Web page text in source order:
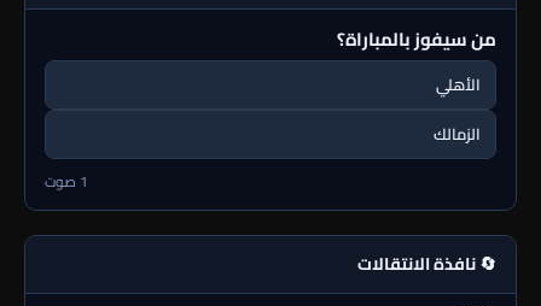
من سيفوز بالمباراة؟
الأهلي
الزمالك
1 صوت
🔄 نافذة الانتقالات